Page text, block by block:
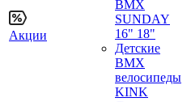
Акции
BMX
SUNDAY
16" 18"
Детские
BMX
велосипеды
KINK